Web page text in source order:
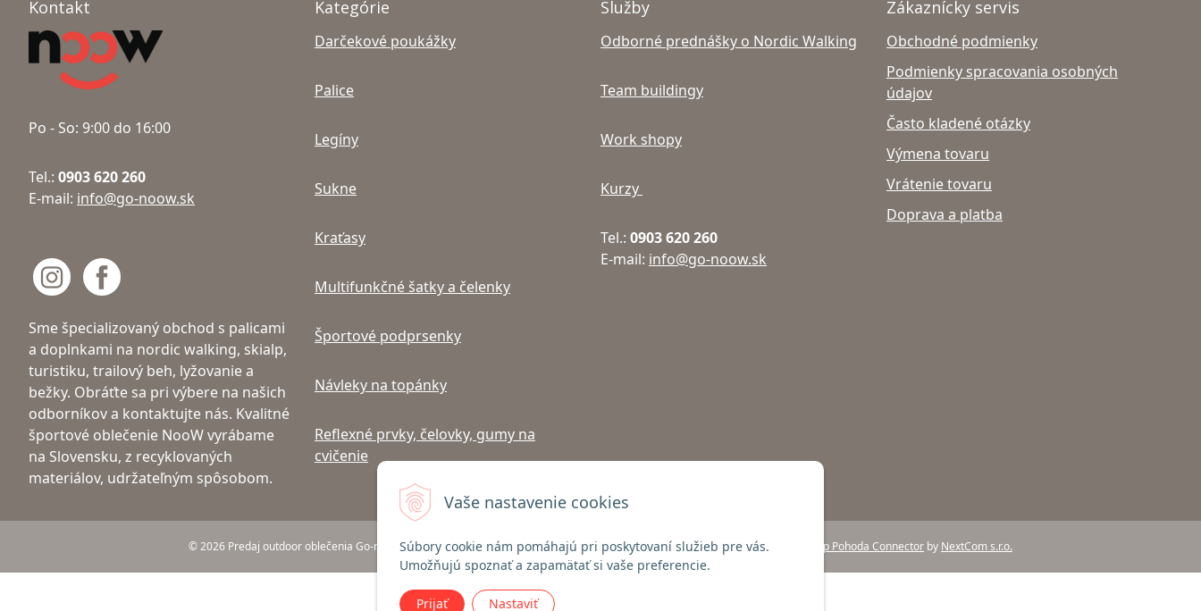
Vaše nastavenie cookies
Súbory cookie nám pomáhajú pri poskytovaní služieb pre vás.
Umožňujú spoznať a zapamätať si vaše preferencie.
Prijať Nastaviť
Kontakt
Po - So: 9:00 do 16:00
Tel.: 0903 620 260
E-mail: info@go-noow.sk
Sme špecializovaný obchod s palicami
a doplnkami na nordic walking, skialp,
turistiku, trailový beh, lyžovanie a
bežky. Obráťte sa pri výbere na našich
odborníkov a kontaktujte nás. Kvalitné
športové oblečenie NooW vyrábame
na Slovensku, z recyklovaných
materiálov, udržateľným spôsobom.
Kategórie
Darčekové poukážky
Palice
Legíny
Sukne
Kraťasy
Multifunkčné šatky a čelenky
Športové podprsenky
Návleky na topánky
Reflexné prvky, čelovky, gumy na
cvičenie
Služby
Odborné prednášky o Nordic Walking
Team buildingy
Work shopy
Kurzy
Tel.: 0903 620 260
E-mail: info@go-noow.sk
Zákaznícky servis
Obchodné podmienky
Podmienky spracovania osobných
údajov
Často kladené otázky
Výmena tovaru
Vrátenie tovaru
Doprava a platba
© 2026 Predaj outdoor oblečenia Go-noow a Gabel palíc | Nordic Walking, Turistika, Lyžovanie | go-noow.sk •NextShop e-shop Pohoda Connector by NextCom s.r.o.